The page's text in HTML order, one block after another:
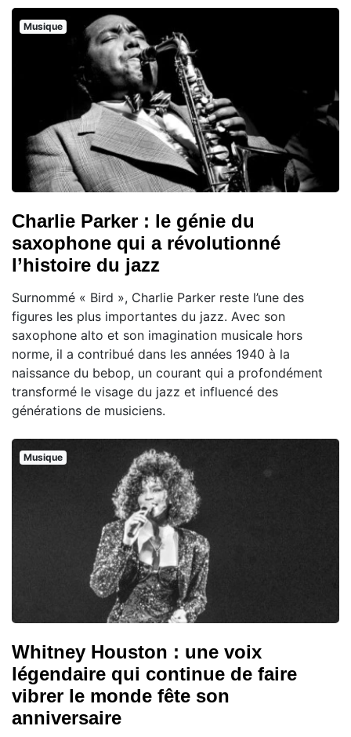
Musique
Charlie Parker : le génie du
saxophone qui a révolutionné
l’histoire du jazz
Surnommé « Bird », Charlie Parker reste l’une des
figures les plus importantes du jazz. Avec son
saxophone alto et son imagination musicale hors
norme, il a contribué dans les années 1940 à la
naissance du bebop, un courant qui a profondément
transformé le visage du jazz et influencé des
générations de musiciens.
Musique
Whitney Houston : une voix
légendaire qui continue de faire
vibrer le monde fête son
anniversaire